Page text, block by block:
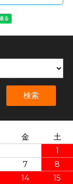
検索
金
土
1
7
8
14
15